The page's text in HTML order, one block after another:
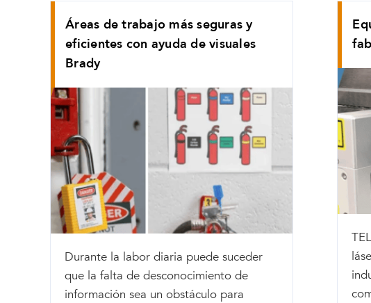
Áreas de trabajo más seguras y
eficientes con ayuda de visuales
Brady
Durante la labor diaria puede suceder
que la falta de desconocimiento de
información sea un obstáculo para